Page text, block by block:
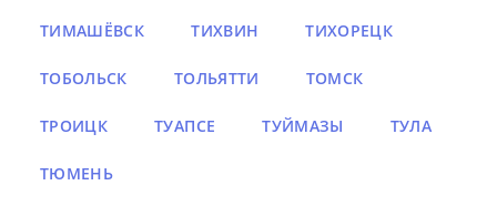
ТИМАШЁВСК ТИХВИН ТИХОРЕЦК
ТОБОЛЬСК ТОЛЬЯТТИ ТОМСК
ТРОИЦК ТУАПСЕ ТУЙМАЗЫ ТУЛА
ТЮМЕНЬ